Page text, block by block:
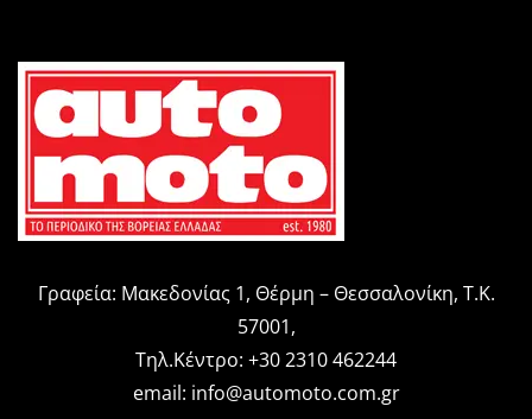
Γραφεία: Μακεδονίας 1, Θέρμη – Θεσσαλονίκη, Τ.Κ.
57001,
Τηλ.Κέντρο: +30 2310 462244
email: info@automoto.com.gr